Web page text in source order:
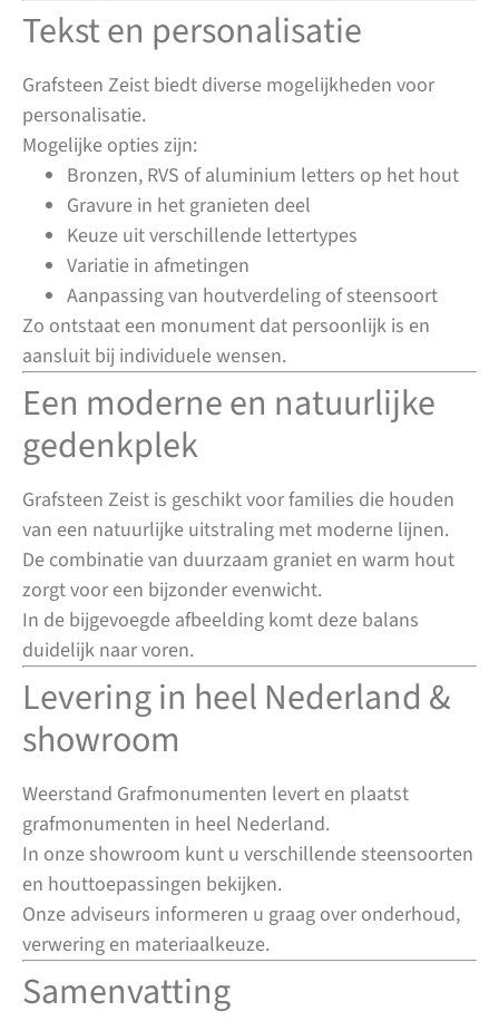
Tekst en personalisatie
Grafsteen Zeist biedt diverse mogelijkheden voor
personalisatie.
Mogelijke opties zijn:
Bronzen, RVS of aluminium letters op het hout
Gravure in het granieten deel
Keuze uit verschillende lettertypes
Variatie in afmetingen
Aanpassing van houtverdeling of steensoort
Zo ontstaat een monument dat persoonlijk is en
aansluit bij individuele wensen.
Een moderne en natuurlijke
gedenkplek
Grafsteen Zeist is geschikt voor families die houden
van een natuurlijke uitstraling met moderne lijnen.
De combinatie van duurzaam graniet en warm hout
zorgt voor een bijzonder evenwicht.
In de bijgevoegde afbeelding komt deze balans
duidelijk naar voren.
Levering in heel Nederland &
showroom
Weerstand Grafmonumenten levert en plaatst
grafmonumenten in heel Nederland.
In onze showroom kunt u verschillende steensoorten
en houttoepassingen bekijken.
Onze adviseurs informeren u graag over onderhoud,
verwering en materiaalkeuze.
Samenvatting